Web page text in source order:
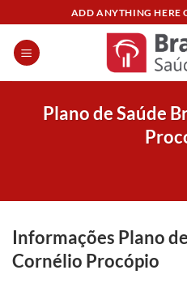
content
ADD ANYTHING HERE
Plano de Saúde
Informações Plano
Cornélio Procópio